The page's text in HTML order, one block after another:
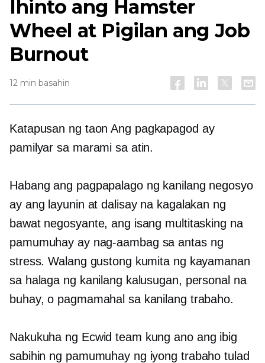
Ihinto ang Hamster
Wheel at Pigilan ang Job
Burnout
12 min basahin
Katapusan ng taon Ang pagkapagod ay
pamilyar sa marami sa atin.
Habang ang pagpapalago ng kanilang negosyo
ay ang layunin at dalisay na kagalakan ng
bawat negosyante, ang isang multitasking na
pamumuhay ay nag-aambag sa antas ng
stress. Walang gustong kumita ng kayamanan
sa halaga ng kanilang kalusugan, personal na
buhay, o pagmamahal sa kanilang trabaho.
Nakukuha ng Ecwid team kung ano ang ibig
sabihin ng pamumuhay ng iyong trabaho tulad